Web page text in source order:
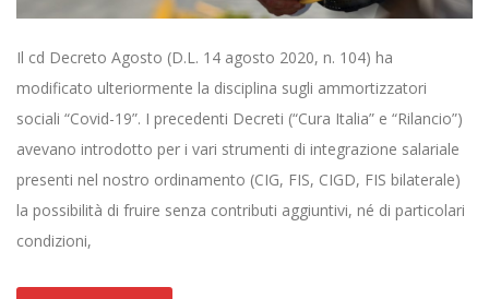
Il cd Decreto Agosto (D.L. 14 agosto 2020, n. 104) ha
modificato ulteriormente la disciplina sugli ammortizzatori
sociali “Covid-19”. I precedenti Decreti (“Cura Italia” e “Rilancio”)
avevano introdotto per i vari strumenti di integrazione salariale
presenti nel nostro ordinamento (CIG, FIS, CIGD, FIS bilaterale)
la possibilità di fruire senza contributi aggiuntivi, né di particolari
condizioni,